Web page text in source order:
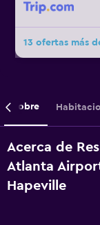
Sobre
Acerca de
Atlanta
Hapeville